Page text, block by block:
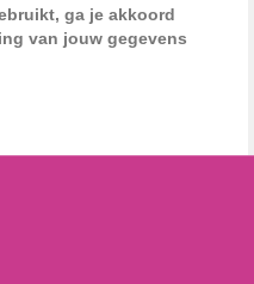
ga je akkoord
van jouw gegevens